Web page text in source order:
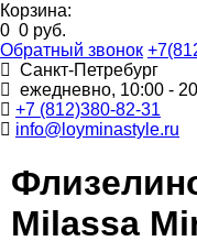
Корзина:
0 0 руб.
Обратный звонок
Санкт-Петребург
ежедневно, 10:00 -
+7 (812)380-82-31
info@loyminastyle.ru
Milassa